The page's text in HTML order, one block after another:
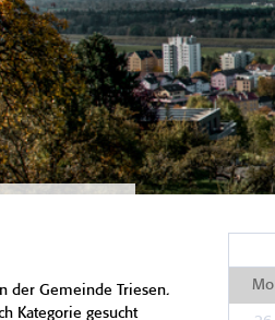
der Gemeinde Triesen.
Kategorie gesucht
Mo